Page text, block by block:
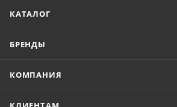
КАТАЛОГ
БРЕНДЫ
КОМПАНИЯ